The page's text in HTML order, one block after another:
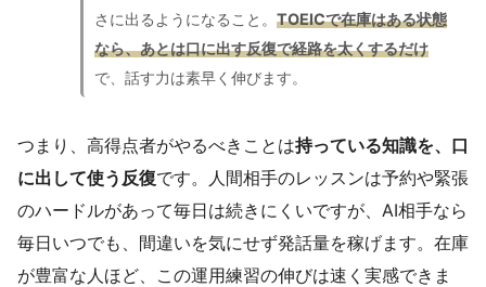
さに出るようになること。 TOEICで在庫はある状態
なら、あとは口に出す反復で経路を太くするだけ
で、話す力は素早く伸びます。
つまり、高得点者がやるべきことは持っている知識を、口
に出して使う反復です。人間相手のレッスンは予約や緊張
のハードルがあって毎日は続きにくいですが、AI相手なら
毎日いつでも、間違いを気にせず発話量を稼げます。在庫
が豊富な人ほど、この運用練習の伸びは速く実感できま